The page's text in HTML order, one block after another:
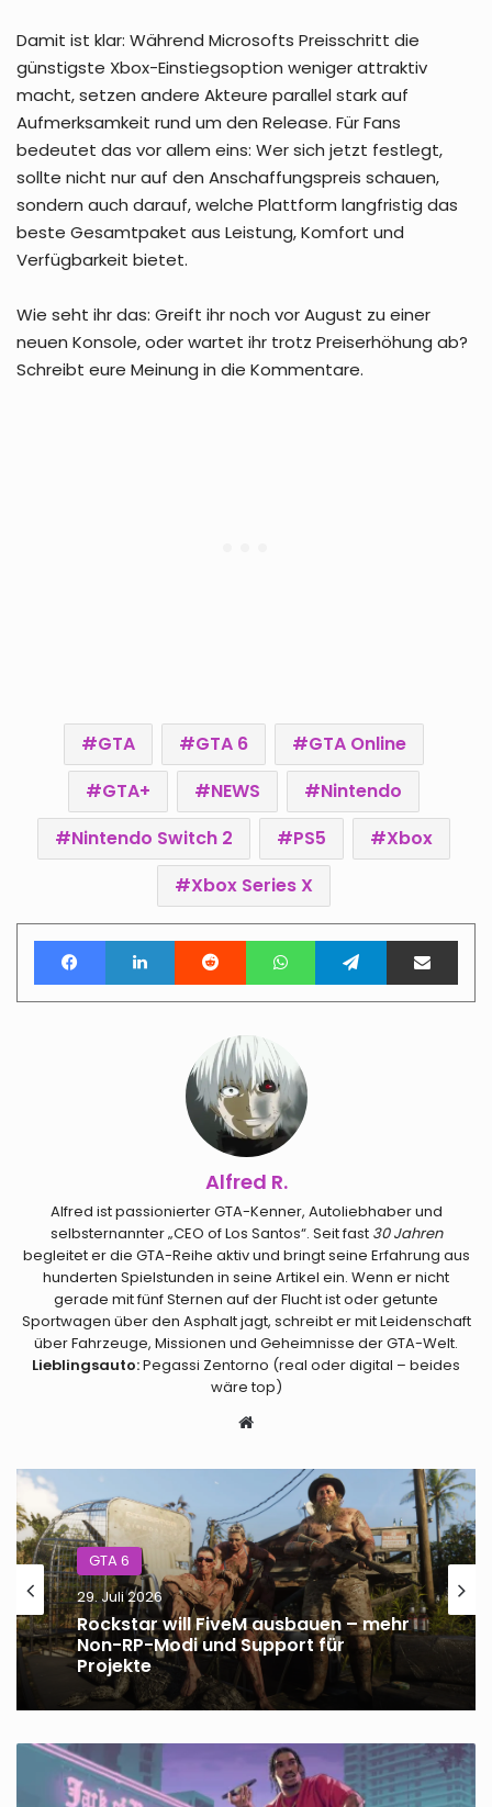
Damit ist klar: Während Microsofts Preisschritt die
günstigste Xbox-Einstiegsoption weniger attraktiv
macht, setzen andere Akteure parallel stark auf
Aufmerksamkeit rund um den Release. Für Fans
bedeutet das vor allem eins: Wer sich jetzt festlegt,
sollte nicht nur auf den Anschaffungspreis schauen,
sondern auch darauf, welche Plattform langfristig das
beste Gesamtpaket aus Leistung, Komfort und
Verfügbarkeit bietet.
Wie seht ihr das: Greift ihr noch vor August zu einer
neuen Konsole, oder wartet ihr trotz Preiserhöhung ab?
Schreibt eure Meinung in die Kommentare.
GTA GTA 6
GTA Online
GTA+
NEWS
Nintendo
Nintendo Switch 2
PS5
Xbox
Xbox Series X
FacebookLinkedIn Reddit WhatsAppTelegramTeile per E-Mail
Alfred R.
Alfred ist passionierter GTA-Kenner, Autoliebhaber und
selbsternannter „CEO of Los Santos“. Seit fast 30 Jahren
begleitet er die GTA-Reihe aktiv und bringt seine Erfahrung aus
hunderten Spielstunden in seine Artikel ein. Wenn er nicht
gerade mit fünf Sternen auf der Flucht ist oder getunte
Sportwagen über den Asphalt jagt, schreibt er mit Leidenschaft
über Fahrzeuge, Missionen und Geheimnisse der GTA-Welt.
Lieblingsauto:Pegassi Zentorno (real oder digital – beides
wäre top)
GTA 6
29. Juli 2026
Rockstar will FiveM ausbauen – mehr
Non-RP-Modi und Support für
Projekte
GTA 6
23. Juli 2026
GTA Online Event-Woche 23. bis 29.
Juli – Boni, Rabatte und neue
GTA
Online